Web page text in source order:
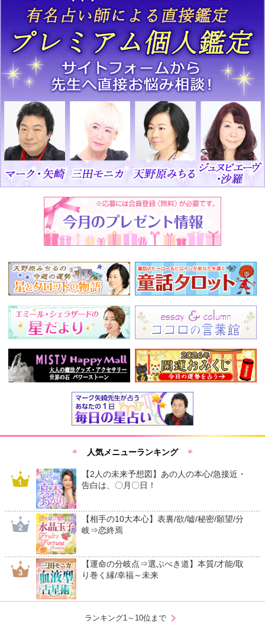
人気メニューランキング
【2人の未来予想図】あの人の本心/急接近・
告白は、〇月〇日！
【相手の10大本心】表裏/欲/嘘/秘密/願望/分
岐⇒恋終焉
【運命の分岐点⇒選ぶべき道】本質/才能/取
り巻く縁/幸福～未来
ランキング1～10位まで chevron_right